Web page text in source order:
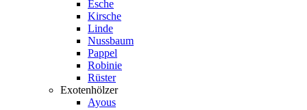
Esche
Kirsche
Linde
Nussbaum
Pappel
Robinie
Rüster
Exotenhölzer
Ayous